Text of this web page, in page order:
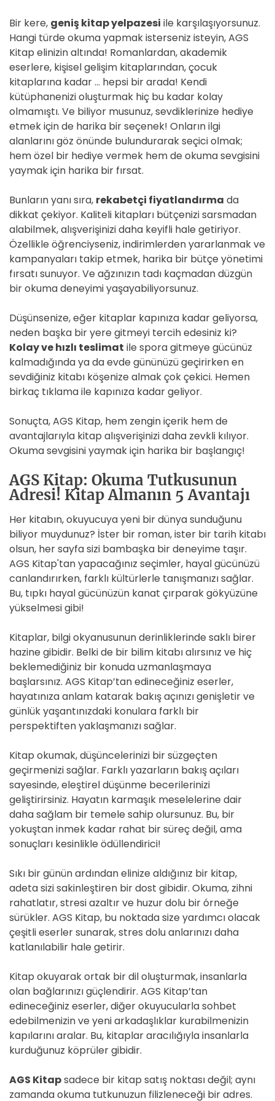
Bir kere, geniş kitap yelpazesi ile karşılaşıyorsunuz.
Hangi türde okuma yapmak isterseniz isteyin, AGS
Kitap elinizin altında! Romanlardan, akademik
eserlere, kişisel gelişim kitaplarından, çocuk
kitaplarına kadar … hepsi bir arada! Kendi
kütüphanenizi oluşturmak hiç bu kadar kolay
olmamıştı. Ve biliyor musunuz, sevdiklerinize hediye
etmek için de harika bir seçenek! Onların ilgi
alanlarını göz önünde bulundurarak seçici olmak;
hem özel bir hediye vermek hem de okuma sevgisini
yaymak için harika bir fırsat.
Bunların yanı sıra, rekabetçi fiyatlandırma da
dikkat çekiyor. Kaliteli kitapları bütçenizi sarsmadan
alabilmek, alışverişinizi daha keyifli hale getiriyor.
Özellikle öğrenciyseniz, indirimlerden yararlanmak ve
kampanyaları takip etmek, harika bir bütçe yönetimi
fırsatı sunuyor. Ve ağzınızın tadı kaçmadan düzgün
bir okuma deneyimi yaşayabiliyorsunuz.
Düşünsenize, eğer kitaplar kapınıza kadar geliyorsa,
neden başka bir yere gitmeyi tercih edesiniz ki?
Kolay ve hızlı teslimat ile spora gitmeye gücünüz
kalmadığında ya da evde gününüzü geçirirken en
sevdiğiniz kitabı köşenize almak çok çekici. Hemen
birkaç tıklama ile kapınıza kadar geliyor.
Sonuçta, AGS Kitap, hem zengin içerik hem de
avantajlarıyla kitap alışverişinizi daha zevkli kılıyor.
Okuma sevgisini yaymak için harika bir başlangıç!
AGS Kitap: Okuma Tutkusunun
Adresi! Kitap Almanın 5 Avantajı
Her kitabın, okuyucuya yeni bir dünya sunduğunu
biliyor muydunuz? İster bir roman, ister bir tarih kitabı
olsun, her sayfa sizi bambaşka bir deneyime taşır.
AGS Kitap'tan yapacağınız seçimler, hayal gücünüzü
canlandırırken, farklı kültürlerle tanışmanızı sağlar.
Bu, tıpkı hayal gücünüzün kanat çırparak gökyüzüne
yükselmesi gibi!
Kitaplar, bilgi okyanusunun derinliklerinde saklı birer
hazine gibidir. Belki de bir bilim kitabı alırsınız ve hiç
beklemediğiniz bir konuda uzmanlaşmaya
başlarsınız. AGS Kitap’tan edineceğiniz eserler,
hayatınıza anlam katarak bakış açınızı genişletir ve
günlük yaşantınızdaki konulara farklı bir
perspektiften yaklaşmanızı sağlar.
Kitap okumak, düşüncelerinizi bir süzgeçten
geçirmenizi sağlar. Farklı yazarların bakış açıları
sayesinde, eleştirel düşünme becerilerinizi
geliştirirsiniz. Hayatın karmaşık meselelerine dair
daha sağlam bir temele sahip olursunuz. Bu, bir
yokuştan inmek kadar rahat bir süreç değil, ama
sonuçları kesinlikle ödüllendirici!
Sıkı bir günün ardından elinize aldığınız bir kitap,
adeta sizi sakinleştiren bir dost gibidir. Okuma, zihni
rahatlatır, stresi azaltır ve huzur dolu bir órneğe
sürükler. AGS Kitap, bu noktada size yardımcı olacak
çeşitli eserler sunarak, stres dolu anlarınızı daha
katlanılabilir hale getirir.
Kitap okuyarak ortak bir dil oluşturmak, insanlarla
olan bağlarınızı güçlendirir. AGS Kitap’tan
edineceğiniz eserler, diğer okuyucularla sohbet
edebilmenizin ve yeni arkadaşlıklar kurabilmenizin
kapılarını aralar. Bu, kitaplar aracılığıyla insanlarla
kurduğunuz köprüler gibidir.
AGS Kitapsadece bir kitap satış noktası değil; aynı
zamanda okuma tutkunuzun filizleneceği bir adres.